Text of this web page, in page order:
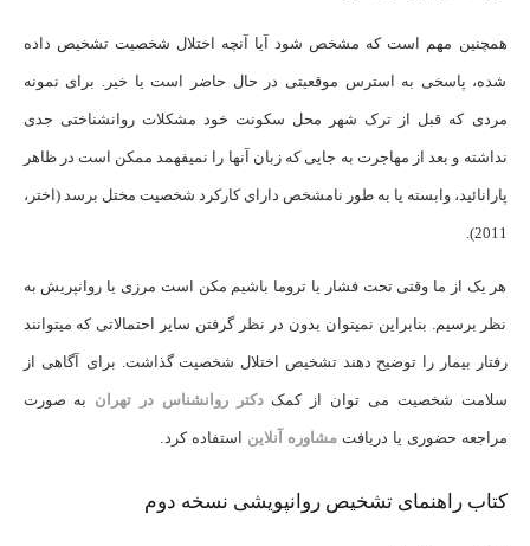
همچنین مهم است که مشخص شود آیا آنچه اختلال شخصیت تشخیص داده
شده، پاسخی به استرس موقعیتی در حال حاضر است یا خیر. برای نمونه
مردی که قبل از ترک شهر محل سکونت خود مشکلات روانشناختی جدی
نداشته و بعد از مهاجرت به جایی که زبان آنها را نمی­فهمد ممکن است در ظاهر
پارانائید، وابسته یا به طور نامشخص دارای کارکرد شخصیت مختل برسد (اختر،
2011).
هر یک از ما وقتی تحت فشار یا تروما باشیم مکن است مرزی یا روانپریش به
نظر برسیم. بنابراین نمی­توان بدون در نظر گرفتن سایر احتمالاتی که می­توانند
رفتار بیمار را توضیح دهند تشخیص اختلال شخصیت گذاشت. برای آگاهی از
سلامت شخصیت می توان از کمکدکتر روانشناس در تهران به صورت
مراجعه حضوری یا دریافتمشاوره آنلاین استفاده کرد.
کتاب راهنمای تشخیص روانپویشی نسخه دوم